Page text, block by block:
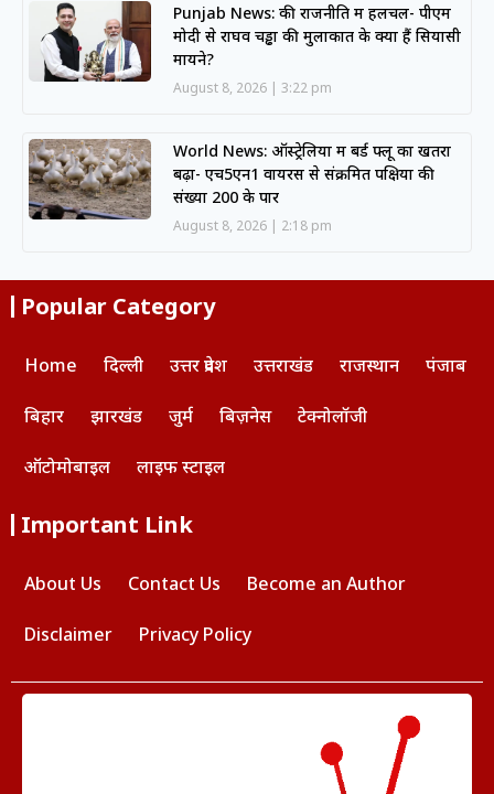
Punjab News: की राजनीति में हलचल- पीएम
मोदी से राघव चड्ढा की मुलाकात के क्या हैं सियासी
मायने?
August 8, 2026 3:22 pm
World News: ऑस्ट्रेलिया में बर्ड फ्लू का खतरा
बढ़ा- एच5एन1 वायरस से संक्रमित पक्षियों की
संख्या 200 के पार
August 8, 2026 2:18 pm
Popular Category
Home दिल्ली उत्तर प्रदेश उत्तराखंड राजस्थान पंजाब
बिहार झारखंड जुर्म बिज़नेस टेक्नोलॉजी
ऑटोमोबाइल लाइफ स्टाइल
Important Link
About Us Contact Us Become an Author
Disclaimer Privacy Policy